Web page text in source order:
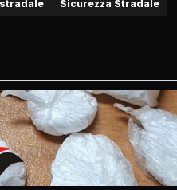
Sicurezza Stradale